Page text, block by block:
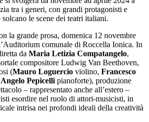
tra i generi, con grandi protagonisti e
le scene dei teatri italiani.
la grande prosa, domenica 12 novembre
comunale di Roccella Ionica. In
da Maria Letizia Compatangelo,
compositore Ludwig Van Beethoven,
(Mauro Loguercio violino, Francesco
Angelo Pepicellipianoforte), produzione
– rappresentato anche all’estero –
esordire nel ruolo di attori-musicisti, in
intrisa nei profondi ideali della creatività